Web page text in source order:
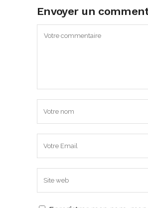
Envoyer un